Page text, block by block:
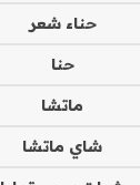
حناء شعر
حنا
ماتشا
شاي ماتشا